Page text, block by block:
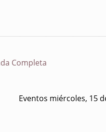
Completa
Eventos miércoles, 15